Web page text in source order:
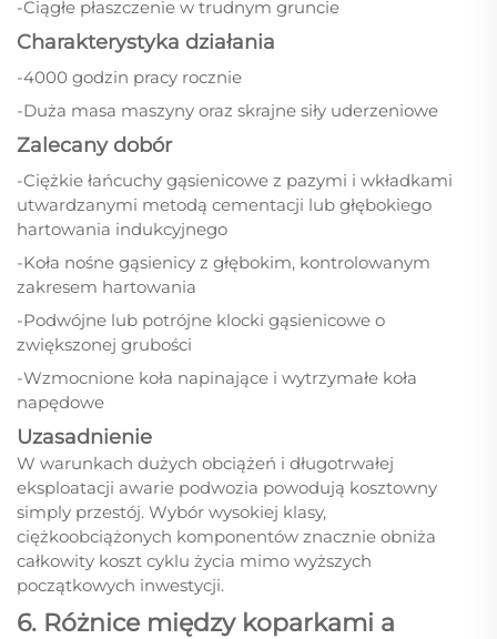
-Ciągłe płaszczenie w trudnym gruncie
Charakterystyka działania
-4000 godzin pracy rocznie
-Duża masa maszyny oraz skrajne siły uderzeniowe
Zalecany dobór
-Ciężkie łańcuchy gąsienicowe z pazymi i wkładkami
utwardzanymi metodą cementacji lub głębokiego
hartowania indukcyjnego
-Koła nośne gąsienicy z głębokim, kontrolowanym
zakresem hartowania
-Podwójne lub potrójne klocki gąsienicowe o
zwiększonej grubości
-Wzmocnione koła napinające i wytrzymałe koła
napędowe
Uzasadnienie
W warunkach dużych obciążeń i długotrwałej
eksploatacji awarie podwozia powodują kosztowny
simply przestój. Wybór wysokiej klasy,
ciężkoobciążonych komponentów znacznie obniża
całkowity koszt cyklu życia mimo wyższych
początkowych inwestycji.
6. Różnice między koparkami a